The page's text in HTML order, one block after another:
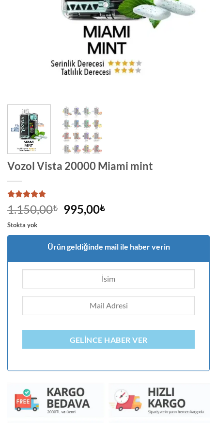
Vozol Vista 20000 Miami mint
3
müşteri
puanına
dayanarak
5 üzerinden
5puan aldı
1.150,00₺ Orijinal
fiyat:
1.150,00₺.
995,00₺Şu
fiyat:
995,00₺.
Stokta yok
Ürün geldiğinde mail ile haber verin
GELINCE HABER VER